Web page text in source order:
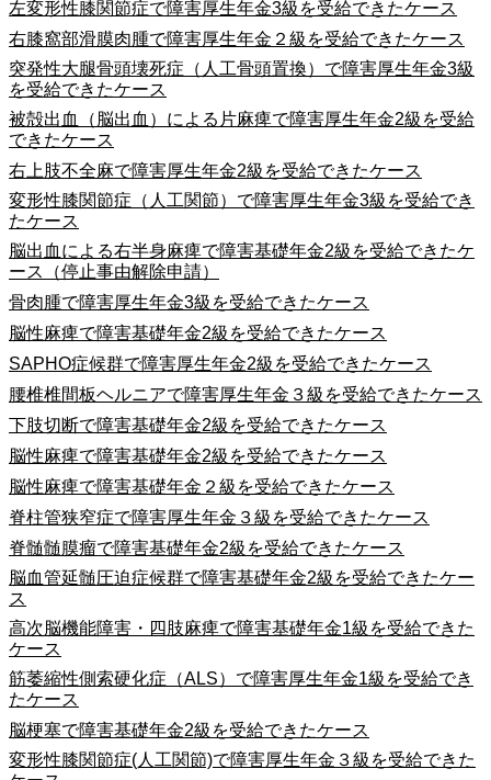
左変形性膝関節症で障害厚生年金3級を受給できたケース
右膝窩部滑膜肉腫で障害厚生年金２級を受給できたケース
突発性大腿骨頭壊死症（人工骨頭置換）で障害厚生年金3級
を受給できたケース
被殻出血（脳出血）による片麻痺で障害厚生年金2級を受給
できたケース
右上肢不全麻で障害厚生年金2級を受給できたケース
変形性膝関節症（人工関節）で障害厚生年金3級を受給でき
たケース
脳出血による右半身麻痺で障害基礎年金2級を受給できたケ
ース（停止事由解除申請）
骨肉腫で障害厚生年金3級を受給できたケース
脳性麻痺で障害基礎年金2級を受給できたケース
SAPHO症候群で障害厚生年金2級を受給できたケース
腰椎椎間板ヘルニアで障害厚生年金３級を受給できたケース
下肢切断で障害基礎年金2級を受給できたケース
脳性麻痺で障害基礎年金2級を受給できたケース
脳性麻痺で障害基礎年金２級を受給できたケース
脊柱管狭窄症で障害厚生年金３級を受給できたケース
脊髄髄膜瘤で障害基礎年金2級を受給できたケース
脳血管延髄圧迫症候群で障害基礎年金2級を受給できたケー
ス
高次脳機能障害・四肢麻痺で障害基礎年金1級を受給できた
ケース
筋萎縮性側索硬化症（ALS）で障害厚生年金1級を受給でき
たケース
脳梗塞で障害基礎年金2級を受給できたケース
変形性膝関節症(人工関節)で障害厚生年金３級を受給できた